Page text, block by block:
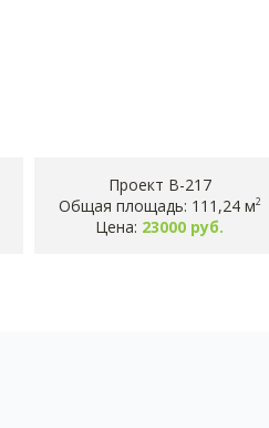
Проект B-217
Общая площадь: 111,24 м2
Цена: 23000 руб.